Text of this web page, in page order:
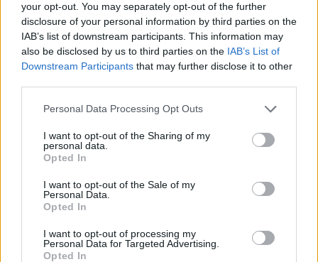
your opt-out. You may separately opt-out of the further
disclosure of your personal information by third parties on the
IAB’s list of downstream participants. This information may
also be disclosed by us to third parties on the IAB’s List of
Downstream Participants that may further disclose it to other
Please note that this website/app uses one or more Google
not limited to your visit or usage behaviour. You may click to
grant or deny consent to Google and its third-party tags to
use your data for below specified purposes in below Google
consent section.
Personal Data Processing Opt Outs
I want to opt-out of the Sharing of my
personal data.
Opted In
I want to opt-out of the Sale of my
Personal Data.
Opted In
I want to opt-out of processing my
Personal Data for Targeted Advertising.
Opted In
Ακολουθήστε μας στοGoogle News
και μάθετε πρώτοι όλες τις ειδήσεις!